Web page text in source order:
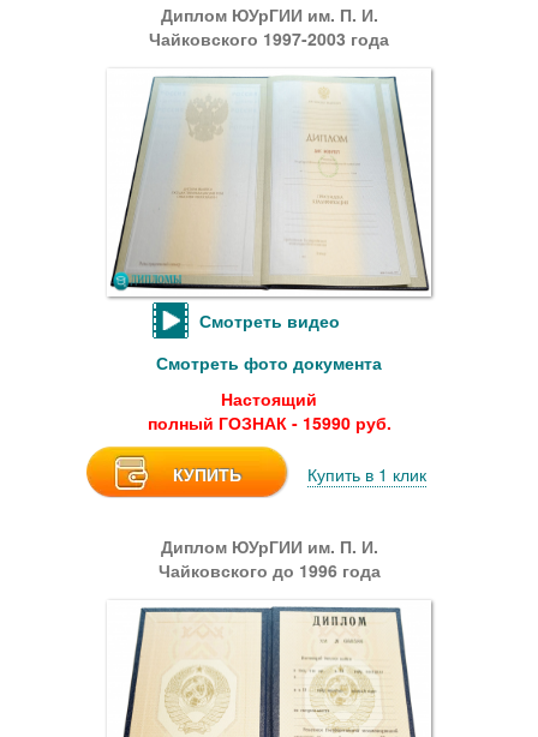
Диплом ЮУрГИИ им. П. И.
Чайковского 1997-2003 года
Смотреть видео
Смотреть фото документа
Настоящий
полный ГОЗНАК - 15990 руб.
КУПИТЬ Купить в 1 клик
Диплом ЮУрГИИ им. П. И.
Чайковского до 1996 года